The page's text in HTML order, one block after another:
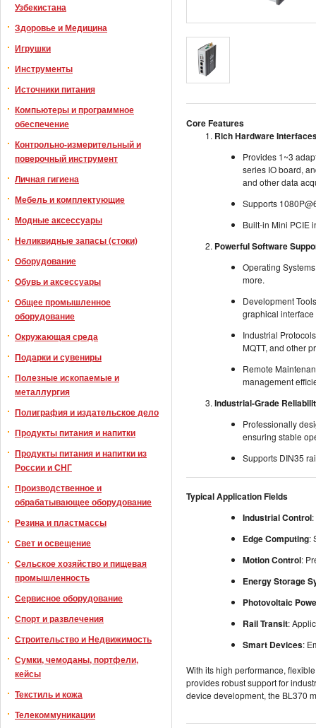
Узбекистана
Здоровье и Медицина
Игрушки
Инструменты
Источники питания
Компьютеры и программное
обеспечение
Контрольно-измерительный и
поверочный инструмент
Личная гигиена
Мебель и комплектующие
Модные аксессуары
Неликвидные запасы (стоки)
Оборудование
Обувь и аксессуары
Общее промышленное
оборудование
Окружающая среда
Подарки и сувениры
Полезные ископаемые и
металлургия
Полиграфия и издательское дело
Продукты питания и напитки
Продукты питания и напитки из
России и СНГ
Производственное и
обрабатывающее оборудование
Резина и пластмассы
Свет и освещение
Сельское хозяйство и пищевая
промышленность
Сервисное оборудование
Спорт и развлечения
Строительство и Недвижимость
Сумки, чемоданы, портфели,
кейсы
Текстиль и кожа
Телекоммуникации
Core Features
Rich Hardware
Provides 1~3
series IO board,
and other data
Supports
Built-in Mini PCIE
Powerful Software
Operating
more.
Development
graphical
Industrial
MQTT, and other
Remote
management
Industrial-Grade
Professionally
ensuring stable
Supports DIN35
Typical Application Fields
Industrial Control
Edge Computing:
Motion Control:
Energy Storage
Photovoltaic
Rail Transit:
Smart Devices:
With its high performance,
provides robust support for
device development, the BL370